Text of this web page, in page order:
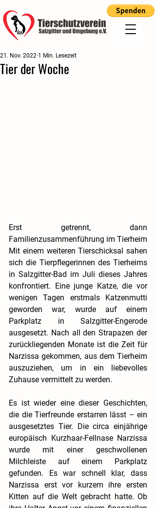
Tier der Woche
21. Nov. 2022 1 Min. Lesezeit
Erst getrennt, dann
Familienzusammenführung im Tierheim
Mit einem weiteren Tierschicksal sahen
sich die Tierpflegerinnen des Tierheims
in Salzgitter-Bad im Juli dieses Jahres
konfrontiert. Eine junge Katze, die vor
wenigen Tagen erstmals Katzenmutti
geworden war, wurde auf einem
Parkplatz in Salzgitter-Engerode
ausgesetzt. Nach all den Strapazen der
zurückliegenden Monate ist die Zeit für
Narzissa gekommen, aus dem Tierheim
auszuziehen, um in ein liebevolles
Zuhause vermittelt zu werden.
Es ist wieder eine dieser Geschichten,
die die Tierfreunde erstarren lässt – ein
ausgesetztes Tier. Die circa einjährige
europäisch Kurzhaar-Fellnase Narzissa
wurde mit einer geschwollenen
Milchleiste auf einem Parkplatz
gefunden. Es war schnell klar, dass
Narzissa erst vor kurzem ihre ersten
Kitten auf die Welt gebracht hatte. Ob